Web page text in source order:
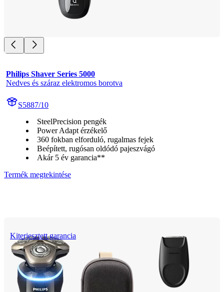
Philips Shaver Series 5000
Nedves és száraz elektromos borotva
S5887/10
SteelPrecision pengék
Power Adapt érzékelő
360 fokban elforduló, rugalmas fejek
Beépített, rugósan oldódó pajeszvágó
Akár 5 év garancia**
Termék megtekintése
Kiterjesztett garancia